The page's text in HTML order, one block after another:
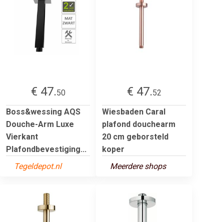
€ 47.50
Boss&wessing AQS
Douche-Arm Luxe
Vierkant
Plafondbevestiging...
Tegeldepot.nl
€ 47.52
Wiesbaden Caral
plafond douchearm
20 cm geborsteld
koper
Meerdere shops